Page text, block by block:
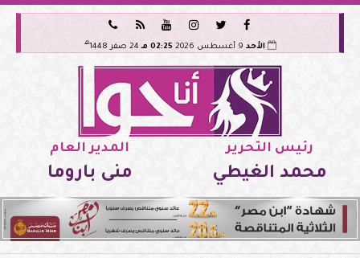






الأحد 02:25 مـ 24 صفر 1448 هـ
رئيس التحرير
محمد الغيطي
المدير العام
منى باروما